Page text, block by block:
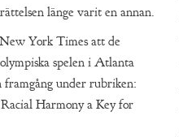
länge varit en annan.
York Times att de
spelen i Atlanta
framgång under rubriken:
Harmony a Key for